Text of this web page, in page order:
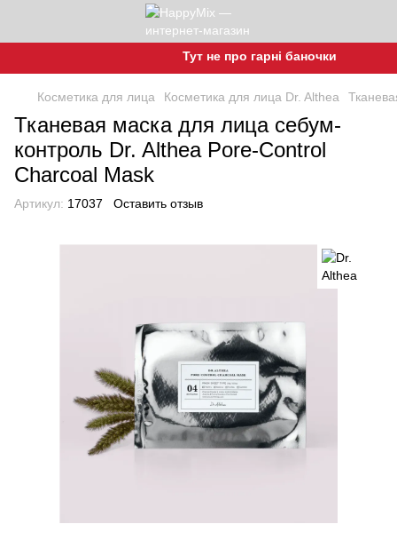
Тут не про гарні баночки, а про
Косметика для лица Косметика для лица Dr. Althea
Тканевая маска для лица себум-
контроль Dr. Althea Pore-Control
Charcoal Mask
Артикул: 17037 Оставить отзыв